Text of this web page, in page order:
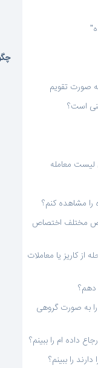
صورت تقویم
است؟
لیست معامله
مشاهده کنم؟
مختلف اختصاص
از کاریز یا معاملات
دهم؟
به صورت گروهی
داده ام را ببینم؟
را ببینم؟